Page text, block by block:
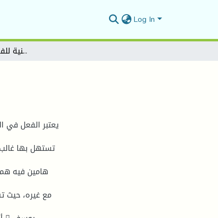
Log In
الدلالة الزمنية للفعل في سورة يوسف
يعتبر الفعل في
تستهل بها
هامين فيه
مع غيره، حيث